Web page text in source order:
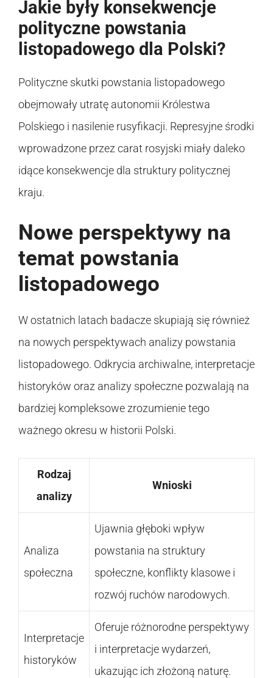
Jakie były konsekwencje
polityczne powstania
listopadowego dla Polski?
Polityczne skutki powstania listopadowego
obejmowały utratę autonomii Królestwa
Polskiego i nasilenie rusyfikacji. Represyjne środki
wprowadzone przez carat rosyjski miały daleko
idące konsekwencje dla struktury politycznej
kraju.
Nowe perspektywy na
temat powstania
listopadowego
W ostatnich latach badacze skupiają się również
na nowych perspektywach analizy powstania
listopadowego. Odkrycia archiwalne, interpretacje
historyków oraz analizy społeczne pozwalają na
bardziej kompleksowe zrozumienie tego
ważnego okresu w historii Polski.
Rodzaj
analizy
Wnioski
Analiza
społeczna
Ujawnia głęboki wpływ
powstania na struktury
społeczne, konflikty klasowe i
rozwój ruchów narodowych.
Interpretacje
historyków
Oferuje różnorodne perspektywy
i interpretacje wydarzeń,
ukazując ich złożoną naturę.